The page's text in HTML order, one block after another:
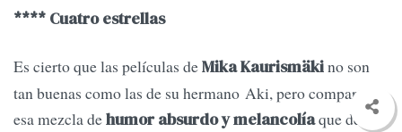
**** Cuatro estrellas
Es cierto que las películas deMika Kaurismäkino son
tan buenas como las de su hermano Aki, pero comparte
esa mezcla dehumor absurdo y melancolíaque define